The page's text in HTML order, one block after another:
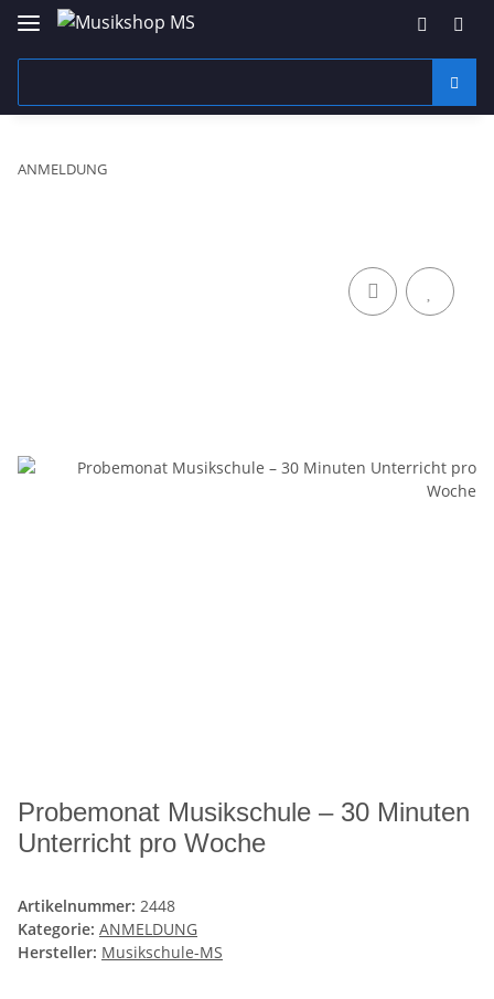
ANMELDUNG
Probemonat Musikschule – 30 Minuten
Unterricht pro Woche
Artikelnummer: 2448
Kategorie: ANMELDUNG
Hersteller: Musikschule-MS